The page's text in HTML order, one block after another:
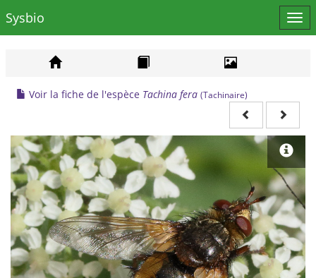
le
Sysbio
Voir la fiche de l'espèce Tachina fera (Tachinaire)